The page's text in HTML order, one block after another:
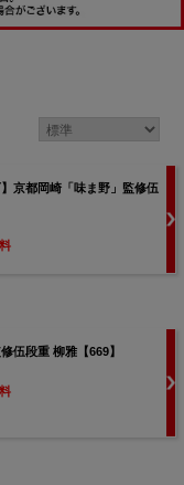
京都岡崎「味ま野」監修伍
伍段重 柳雅【669】